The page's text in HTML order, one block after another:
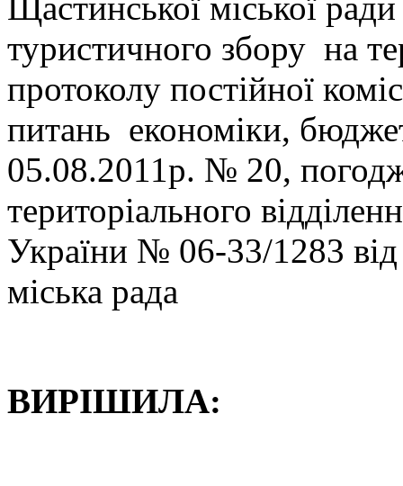
туристичного збору на
протоколу постійної
питань економіки,
05.08.2011р. № 20,
територіального
України № 06-33/1283
міська рада
ВИРІШИЛА: